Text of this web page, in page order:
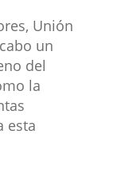
Unión
un
del
la
esta